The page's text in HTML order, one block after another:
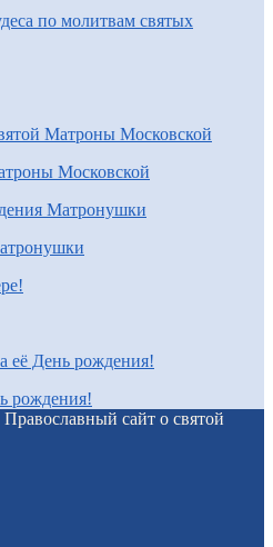
по молитвам святых
Московской
рождения!
Православный сайт о святой